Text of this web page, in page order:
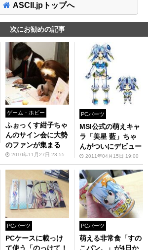
ASCII.jpトップへ
次にお勧めの記事
ゲーム・ホビー
ふぉっくす紺子ちゃ
んのサイン会に大勢
のファンが集まる
2010年11月27日 23:55
PCパーツ
MSI公式の萌えキャ
ラ「美星 藍」ちゃ
んがついにデビュー
2011年04月15日 19:00
PCパーツ
PCケースに載っけ
て使う「のっけて！
PCパーツ
萌える非常食「すの
こパン。」が4日か